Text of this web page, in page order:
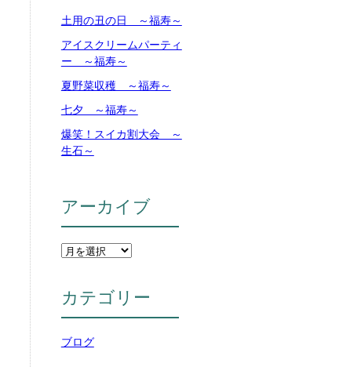
土用の丑の日 ～福寿～
アイスクリームパーティ
ー ～福寿～
夏野菜収穫 ～福寿～
七夕 ～福寿～
爆笑！スイカ割大会 ～
生石～
アーカイブ
カテゴリー
ブログ